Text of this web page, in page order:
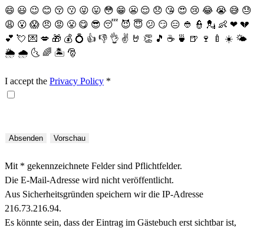
😄 😃 😉 😊 😚 😗 😜 😛 😳 😁 😬 😌 😞 😘 😍 😢 😂 😭 😅 😓
😩 😮 😱 😠 😡 😤 😋 😎 😴 😈 😇 😕 😏 😑 👲 👮 💂 👶 ❤ 💔
💕 💘 💌 💋 🎁 💰 💍 👍 👎 👌 ✌️ 🤘 👏 🎵 ☕️ 🍵 🍺 🍷 🍼 ☀️ 🌤
🌦 🌧 🌜 🌈 🏝 🎅
I accept the Privacy Policy *
Mit * gekennzeichnete Felder sind Pflichtfelder.
Die E-Mail-Adresse wird nicht veröffentlicht.
Aus Sicherheitsgründen speichern wir die IP-Adresse
216.73.216.94.
Es könnte sein, dass der Eintrag im Gästebuch erst sichtbar ist,